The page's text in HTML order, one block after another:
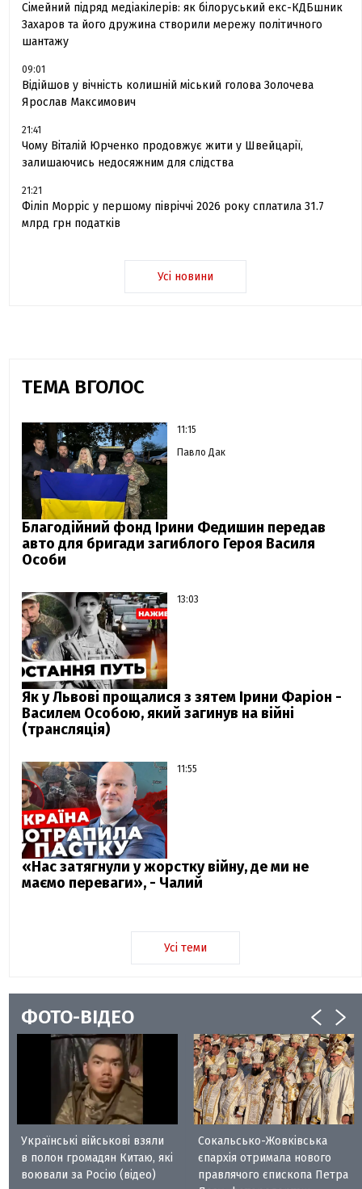
Сімейний підряд медіакілерів: як білоруський екс-КДБшник
Захаров та його дружина створили мережу політичного
шантажу
09:01
Відійшов у вічність колишній міський голова Золочева
Ярослав Максимович
21:41
Чому Віталій Юрченко продовжує жити у Швейцарії,
залишаючись недосяжним для слідства
21:21
Філіп Морріс у першому півріччі 2026 року сплатила 31.7
млрд грн податків
Усі новини
ТЕМА ВГОЛОС
11:15
Павло Дак
Благодійний фонд Ірини Федишин передав
авто для бригади загиблого Героя Василя
Особи
13:03
Як у Львові прощалися з зятем Ірини Фаріон -
Василем Особою, який загинув на війні
(трансляція)
11:55
«Нас затягнули у жорстку війну, де ми не
маємо переваги», - Чалий
Усі теми
ФОТО-ВІДЕО
Українські військові взяли
в полон громадян Китаю, які
воювали за Росію (відео)
Сокальсько-Жовківська
єпархія отримала нового
правлячого єпископа Петра